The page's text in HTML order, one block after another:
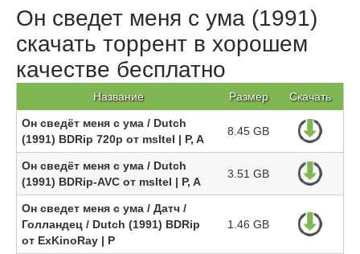
Он сведет меня с ума (1991)
скачать торрент в хорошем
качестве бесплатно
Название Размер Скачать
Он сведёт меня с ума / Dutch
(1991) BDRip 720p от msltel | P, A
8.45 GB
Он сведёт меня с ума / Dutch
(1991) BDRip-AVC от msltel | P, A
3.51 GB
Он сведет меня с ума / Датч /
Голландец / Dutch (1991) BDRip
от ExKinoRay | P
1.46 GB